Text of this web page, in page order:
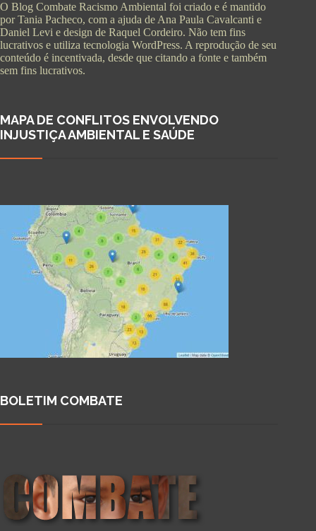
O Blog Combate Racismo Ambiental foi criado e é mantido
por Tania Pacheco, com a ajuda de Ana Paula Cavalcanti e
Daniel Levi e design de Raquel Cordeiro. Não tem fins
lucrativos e utiliza tecnologia WordPress. A reprodução de seu
conteúdo é incentivada, desde que citando a fonte e também
sem fins lucrativos.
MAPA DE CONFLITOS ENVOLVENDO
INJUSTIÇA AMBIENTAL E SAÚDE
BOLETIM COMBATE